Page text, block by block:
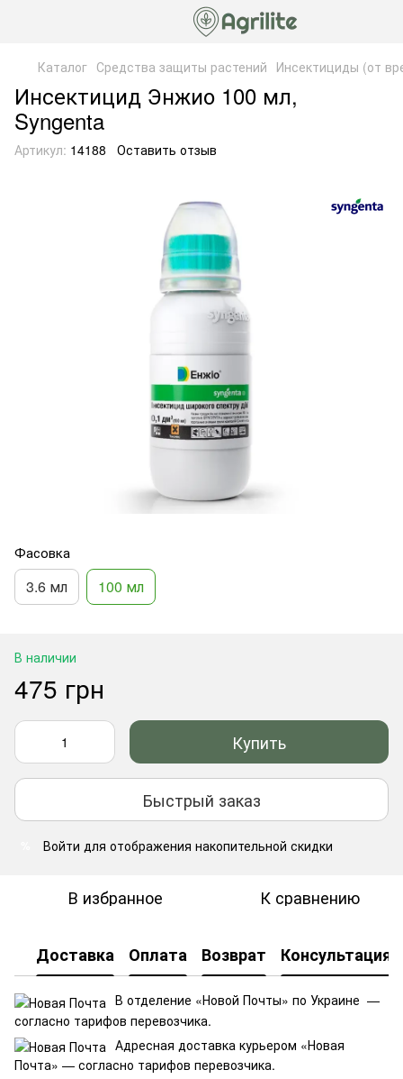
Каталог Средства защиты растений Инсектициды (от
Инсектицид Энжио 100 мл,
Syngenta
Артикул: 14188 Оставить отзыв
Фасовка
3.6 мл 100 мл
В наличии
475 грн
Купить
Быстрый заказ
Войти для отображения накопительной скидки
В избранное К сравнению
Доставка Оплата Возврат Консультация
В отделение «Новой Почты» по Украине —
согласно тарифов перевозчика.
Адресная доставка курьером «Новая
Почта» — согласно тарифов перевозчика.